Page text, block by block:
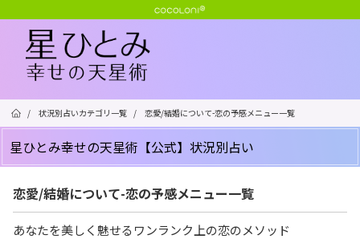
/ 状況別占いカテゴリ一覧 / 恋愛/結婚について-恋の予感メニュー一覧
星ひとみ幸せの天星術【公式】状況別占い
恋愛/結婚について-恋の予感メニュー一覧
あなたを美しく魅せるワンランク上の恋のメソッド